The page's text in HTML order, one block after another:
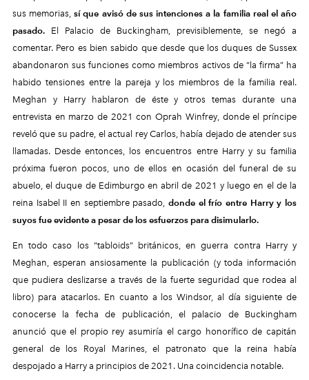
sus memorias,sí que avisó de sus intenciones a la familia real el año
pasado. El Palacio de Buckingham, previsiblemente, se negó a
comentar. Pero es bien sabido que desde que los duques de Sussex
abandonaron sus funciones como miembros activos de “la firma” ha
habido tensiones entre la pareja y los miembros de la familia real.
Meghan y Harry hablaron de éste y otros temas durante una
entrevista en marzo de 2021 con Oprah Winfrey, donde el príncipe
reveló que su padre, el actual rey Carlos, había dejado de atender sus
llamadas. Desde entonces, los encuentros entre Harry y su familia
próxima fueron pocos, uno de ellos en ocasión del funeral de su
abuelo, el duque de Edimburgo en abril de 2021 y luego en el de la
reina Isabel II en septiembre pasado, donde el frío entre Harry y los
suyos fue evidente a pesar de los esfuerzos para disimularlo.
En todo caso los “tabloids” británicos, en guerra contra Harry y
Meghan, esperan ansiosamente la publicación (y toda información
que pudiera deslizarse a través de la fuerte seguridad que rodea al
libro) para atacarlos. En cuanto a los Windsor, al día siguiente de
conocerse la fecha de publicación, el palacio de Buckingham
anunció que el propio rey asumiría el cargo honorífico de capitán
general de los Royal Marines, el patronato que la reina había
despojado a Harry a principios de 2021. Una coincidencia notable.